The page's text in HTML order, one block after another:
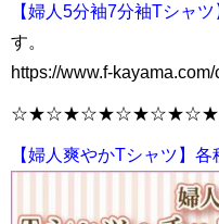
【婦人5分袖7分袖Tシャ
す。
https://www.f-
【婦人爽やかTシャツ】各